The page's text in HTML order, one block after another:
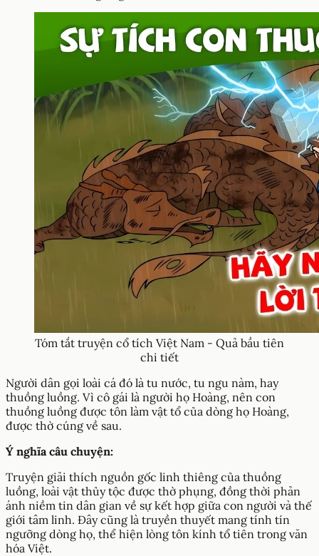
Tóm tắt truyện cổ tích Việt Nam - Quả bầu tiên
chi tiết
Người dân gọi loài cá đó là tu nước, tu ngu nàm, hay
thuồng luồng. Vì cô gái là người họ Hoàng, nên con
thuồng luồng được tôn làm vật tổ của dòng họ Hoàng,
được thờ cúng về sau.
Ý nghĩa câu chuyện:
Truyện giải thích nguồn gốc linh thiêng của thuồng
luồng, loài vật thủy tộc được thờ phụng, đồng thời phản
ánh niềm tin dân gian về sự kết hợp giữa con người và thế
giới tâm linh. Đây cũng là truyền thuyết mang tính tín
ngưỡng dòng họ, thể hiện lòng tôn kính tổ tiên trong văn
hóa Việt.